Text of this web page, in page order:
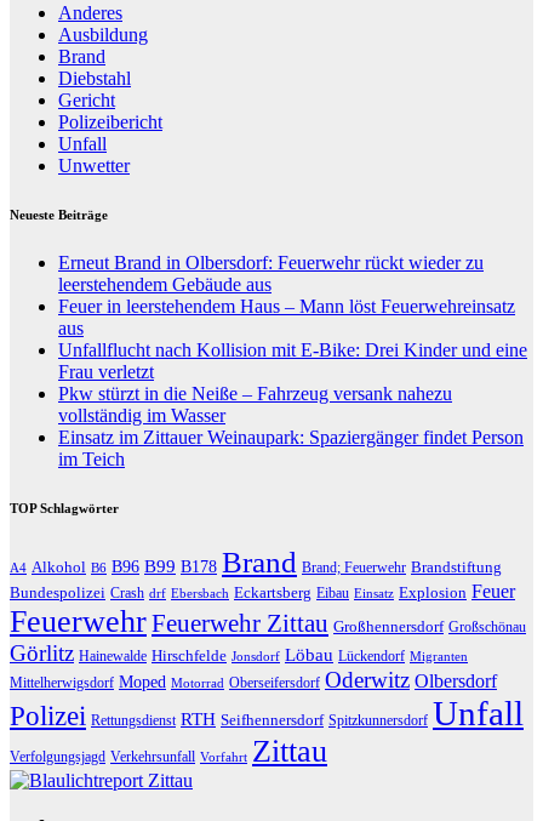
Anderes
Ausbildung
Brand
Diebstahl
Gericht
Polizeibericht
Unfall
Unwetter
Neueste Beiträge
Erneut Brand in Olbersdorf: Feuerwehr rückt wieder zu
leerstehendem Gebäude aus
Feuer in leerstehendem Haus – Mann löst Feuerwehreinsatz
aus
Unfallflucht nach Kollision mit E-Bike: Drei Kinder und eine
Frau verletzt
Pkw stürzt in die Neiße – Fahrzeug versank nahezu
vollständig im Wasser
Einsatz im Zittauer Weinaupark: Spaziergänger findet Person
im Teich
TOP Schlagwörter
A4 Alkohol B6 B96 B99 B178 Brand Brand; Feuerwehr Brandstiftung
Bundespolizei Crash drf Ebersbach Eckartsberg Eibau Einsatz Explosion Feuer
FeuerwehrFeuerwehr Zittau Großhennersdorf Großschönau
Görlitz Hainewalde Hirschfelde Jonsdorf Löbau Lückendorf Migranten
Mittelherwigsdorf Moped Motorrad Oberseifersdorf Oderwitz Olbersdorf
Polizei Rettungsdienst RTH Seifhennersdorf Spitzkunnersdorf Unfall
Verfolgungsjagd Verkehrsunfall Vorfahrt Zittau